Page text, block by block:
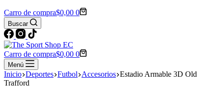
Carro de compra$0,00 0
Buscar
Carro de compra$0,00 0
Menú
Inicio Deportes Futbol Accesorios Estadio Armable 3D Old
Trafford